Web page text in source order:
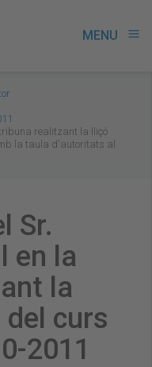
MENU menu
realitzant la lliçó
la taula d'autoritats al
Sr.
en la
la
del curs
2011